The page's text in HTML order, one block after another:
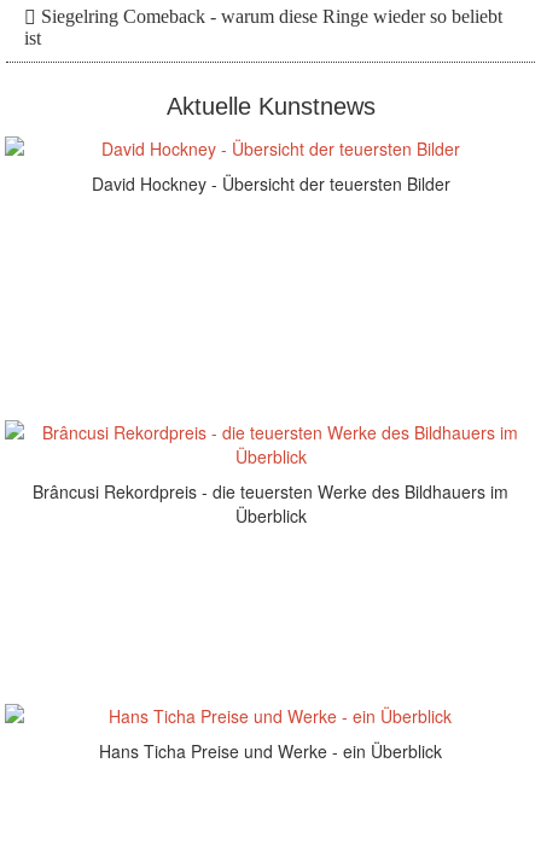
Siegelring Comeback - warum diese Ringe wieder so beliebt
ist
Aktuelle Kunstnews
David Hockney - Übersicht der teuersten Bilder
Brâncusi Rekordpreis - die teuersten Werke des Bildhauers im
Überblick
Hans Ticha Preise und Werke - ein Überblick